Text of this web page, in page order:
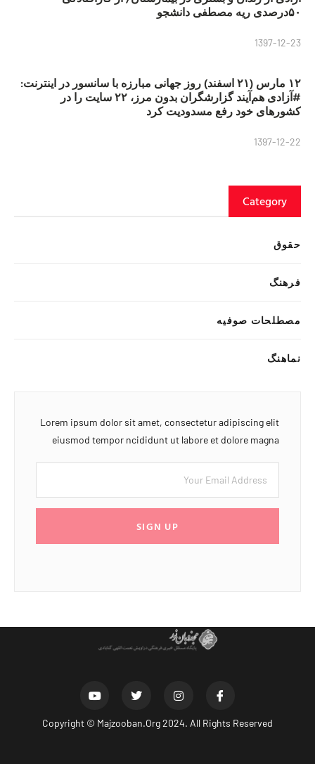
۵۰درصدی ریه مصطفی دانشجو
1397-12-23
۱۲ مارس (۲۱ اسفند) روز جهانی مبارزه با سانسور در اینترنت:
#آزادی هم‌آیند گزارشگران‌ بدون مرز، ۲۲ سایت را در
کشورهای خود رفع مسدودیت کرد
1397-12-22
Category
حقوق
فرهنگ
مصطلحات صوفیه
نماهنگ
Lorem ipsum dolor sit amet, consectetur adipiscing elit
eiusmod tempor ncididunt ut labore et dolore magna
SIGN UP
Copyright © Majzooban.Org2024. All Rights Reserved